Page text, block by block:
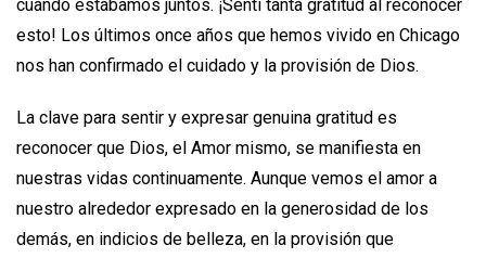
cuando estábamos juntos. ¡Sentí tanta gratitud al reconocer
esto! Los últimos once años que hemos vivido en Chicago
nos han confirmado el cuidado y la provisión de Dios.
La clave para sentir y expresar genuina gratitud es
reconocer que Dios, el Amor mismo, se manifiesta en
nuestras vidas continuamente. Aunque vemos el amor a
nuestro alrededor expresado en la generosidad de los
demás, en indicios de belleza, en la provisión que